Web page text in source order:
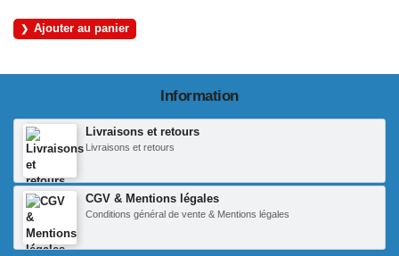
Ajouter au panier
Information
Livraisons et retours
Livraisons et retours
CGV & Mentions légales
Conditions général de vente & Mentions légales